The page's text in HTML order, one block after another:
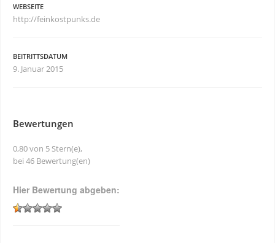
WEBSEITE
http://feinkostpunks.de
BEITRITTSDATUM
9. Januar 2015
Bewertungen
0,80 von 5 Stern(e),
bei 46 Bewertung(en)
Hier Bewertung abgeben: